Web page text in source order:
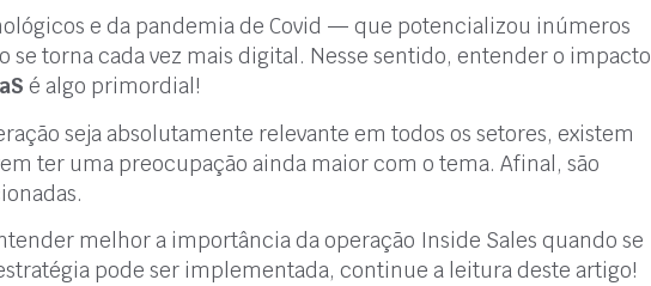
e da pandemia de Covid — que potencializou inúmeros
se torna cada vez mais digital. Nesse sentido, entender o impacto
é algo primordial!
seja absolutamente relevante em todos os setores, existem
ter uma preocupação ainda maior com o tema. Afinal, são
melhor a importância da operação Inside Sales quando se
pode ser implementada, continue a leitura deste artigo!